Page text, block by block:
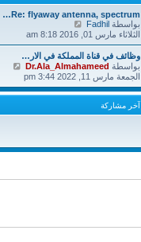
ةخ
ر
ا
Re: flyaway antenna, spectrum…
بواسطة Fadhil
ا
ه
د
آ
خ
ر
م
ا
ة
الثلاثاء مارس 01, 2016 8:18 am
وظائف في قناة المملكة في الار…
بواسطة Dr.Ala_Almahameed
ه
د
خ
ش
ك
الجمعة مارس 11, 2022 3:44 pm
آخر مشاركة